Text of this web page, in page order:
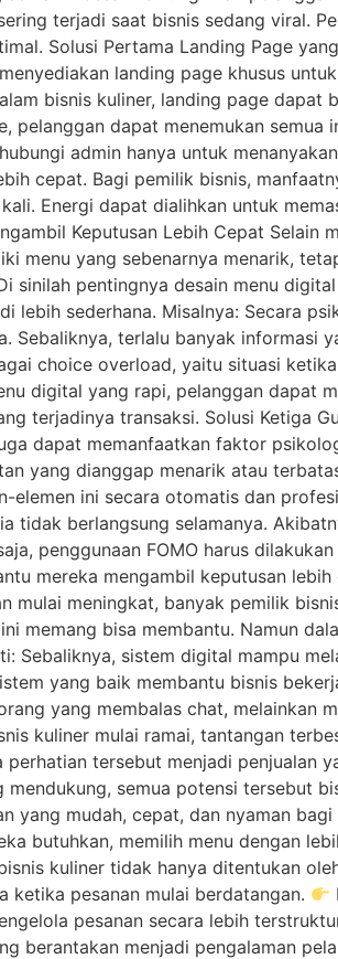
terjadi saat bisnis sedang viral.
Solusi Pertama Landing Page
landing page khusus
bisnis kuliner, landing page
pelanggan dapat menemukan
admin hanya untuk
cepat. Bagi pemilik bisnis,
Energi dapat dialihkan untuk
Keputusan Lebih Cepat Selain
menu yang sebenarnya menarik,
sinilah pentingnya desain menu
lebih sederhana. Misalnya: Secara
Sebaliknya, terlalu banyak informasi
choice overload, yaitu situasi
digital yang rapi, pelanggan dapat
terjadinya transaksi. Solusi Ketiga
dapat memanfaatkan faktor
yang dianggap menarik atau
elemen ini secara otomatis dan
tidak berlangsung selamanya.
penggunaan FOMO harus
mereka mengambil keputusan
mulai meningkat, banyak pemilik
memang bisa membantu. Namun
Sebaliknya, sistem digital mampu
yang baik membantu bisnis
yang membalas chat, melainkan
kuliner mulai ramai, tantangan
perhatian tersebut menjadi penjualan
semua potensi tersebut
yang mudah, cepat, dan nyaman
butuhkan, memilih menu dengan
kuliner tidak hanya ditentukan
ketika pesanan mulai berdatangan.
pesanan secara lebih
berantakan menjadi pengalaman